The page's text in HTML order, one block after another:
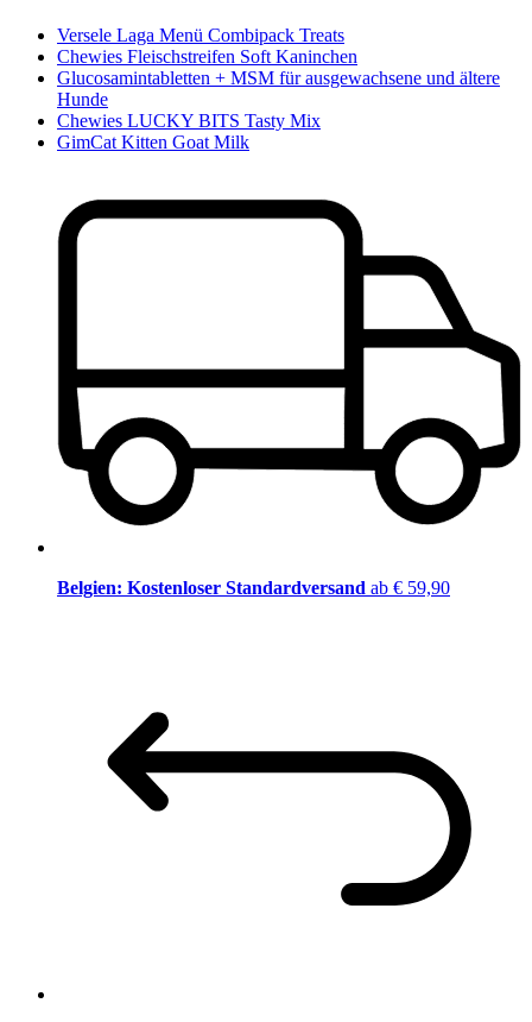
Versele Laga Menü Combipack Treats
Chewies Fleischstreifen Soft Kaninchen
Glucosamintabletten + MSM für ausgewachsene und ältere
Hunde
Chewies LUCKY BITS Tasty Mix
GimCat Kitten Goat Milk
Belgien: Kostenloser Standardversand ab € 59,90